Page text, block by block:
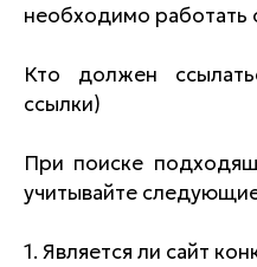
необходимо работать
Кто должен
ссылки)
При поиске
учитывайте
1. Является ли сайт